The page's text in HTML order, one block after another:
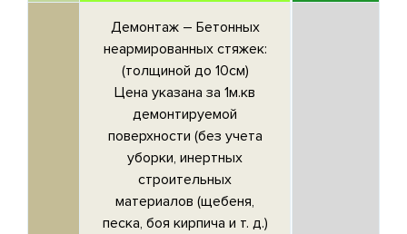
Демонтаж – Бетонных
неармированных стяжек:
(толщиной до 10см)
Цена указана за 1м.кв
демонтируемой
поверхности (без учета
уборки, инертных
строительных
материалов (щебеня,
песка, боя кирпича и т. д.)